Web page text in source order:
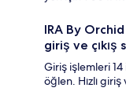
IRA By
giriş ve çıkış
Giriş işlemleri 14
öğlen. Hızlı giriş